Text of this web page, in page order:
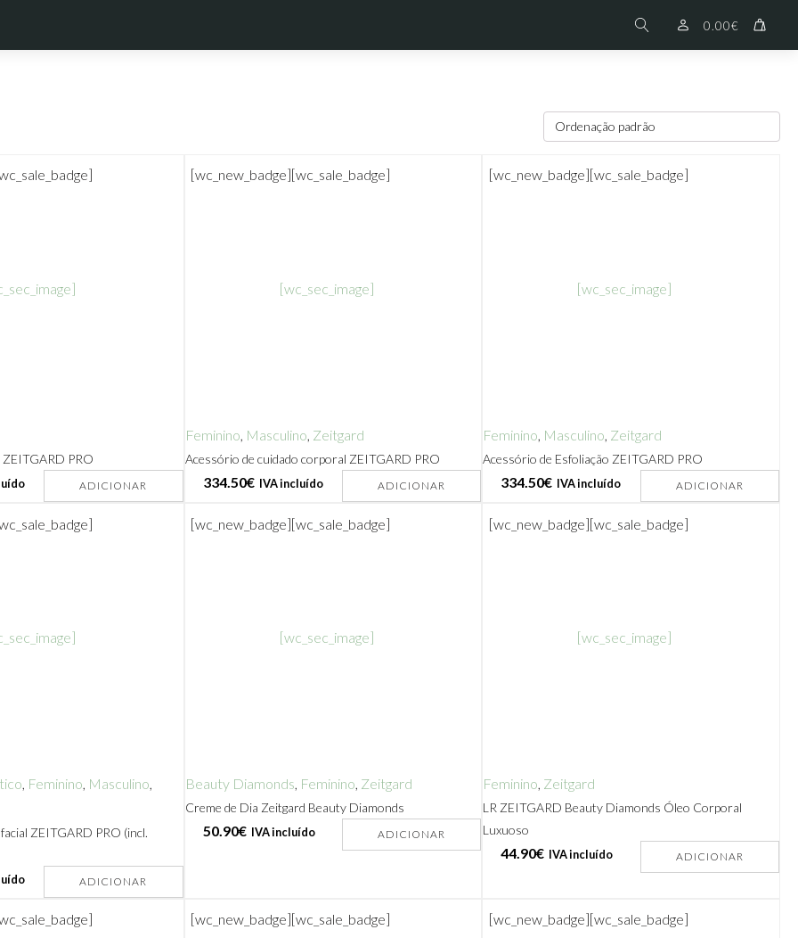
0.00€
PRO
ADICIONAR
[wc_new_badge][wc_sale_badge]
[wc_sec_image]
Feminino, Masculino, Zeitgard
Acessório de cuidado corporal ZEITGARD PRO
334.50€ IVA incluído ADICIONAR
[wc_new_badge][wc_sale_badge]
[wc_sec_image]
Feminino, Masculino, Zeitgard
Acessório de Esfoliação ZEITGARD PRO
334.50€ IVA incluído ADICIONAR
, Feminino, Masculino,
ZEITGARD PRO (incl.
ADICIONAR
[wc_new_badge][wc_sale_badge]
[wc_sec_image]
Beauty Diamonds, Feminino, Zeitgard
Creme de Dia Zeitgard Beauty Diamonds
50.90€ IVA incluído ADICIONAR
[wc_new_badge][wc_sale_badge]
[wc_sec_image]
Feminino, Zeitgard
LR ZEITGARD Beauty Diamonds Óleo Corporal
Luxuoso
44.90€ IVA incluído ADICIONAR
[wc_new_badge][wc_sale_badge] [wc_new_badge][wc_sale_badge]